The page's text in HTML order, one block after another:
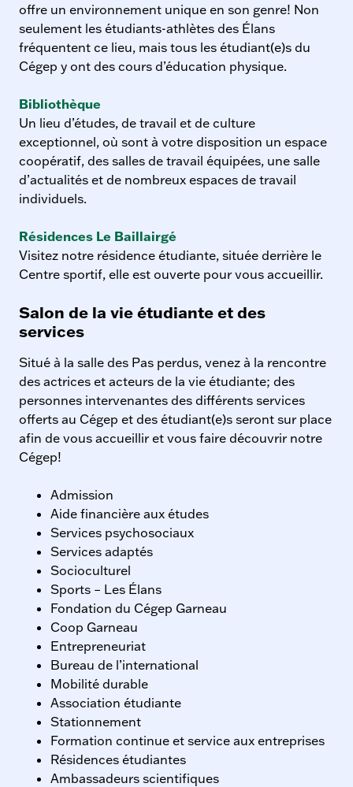
offre un environnement unique en son genre! Non
seulement les étudiants-athlètes des Élans
fréquentent ce lieu, mais tous les étudiant(e)s du
Cégep y ont des cours d’éducation physique.
Bibliothèque
Un lieu d’études, de travail et de culture
exceptionnel, où sont à votre disposition un espace
coopératif, des salles de travail équipées, une salle
d’actualités et de nombreux espaces de travail
individuels.
Résidences Le Baillairgé
Visitez notre résidence étudiante, située derrière le
Centre sportif, elle est ouverte pour vous accueillir.
Salon de la vie étudiante et des
services
Situé à la salle des Pas perdus, venez à la rencontre
des actrices et acteurs de la vie étudiante; des
personnes intervenantes des différents services
offerts au Cégep et des étudiant(e)s seront sur place
afin de vous accueillir et vous faire découvrir notre
Cégep!
Admission
Aide financière aux études
Services psychosociaux
Services adaptés
Socioculturel
Sports – Les Élans
Fondation du Cégep Garneau
Coop Garneau
Entrepreneuriat
Bureau de l’international
Mobilité durable
Association étudiante
Stationnement
Formation continue et service aux entreprises
Résidences étudiantes
Ambassadeurs scientifiques